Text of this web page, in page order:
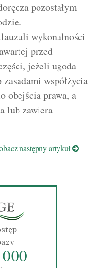
pozostałym
wykonalności
przed
jeżeli ugoda
współżycia
obejścia prawa, a
lub zawiera
następny artykuł